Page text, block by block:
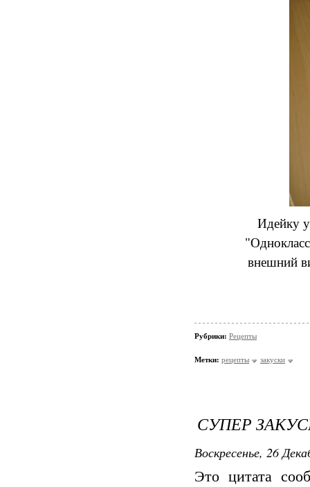
Идейку
внешний
Рубрики: Рецепты
Метки: рецепты закуски
СУПЕР
Воскресенье, 26
Это цитата